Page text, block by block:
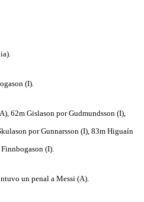
(I).
62m Gislason por Gudmundsson (I),
por Gunnarsson (I), 83m Higuaín
(I).
un penal a Messi (A).